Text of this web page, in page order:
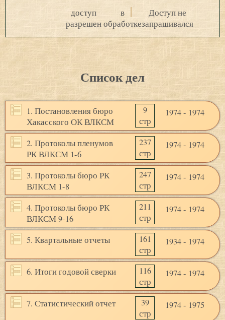
доступ
разрешен
в
обработке
Доступ не
запрашивался
Список дел
1. Постановления бюро
Хакасского ОК ВЛКСМ
9
стр
1974 - 1974
2. Протоколы пленумов
РК ВЛКСМ 1-6
237
стр
1974 - 1974
3. Протоколы бюро РК
ВЛКСМ 1-8
247
стр
1974 - 1974
4. Протоколы бюро РК
ВЛКСМ 9-16
211
стр
1974 - 1974
5. Квартальные отчеты
161
стр
1934 - 1974
6. Итоги годовой сверки
116
стр
1974 - 1974
7. Статистический отчет
39
стр
1974 - 1975